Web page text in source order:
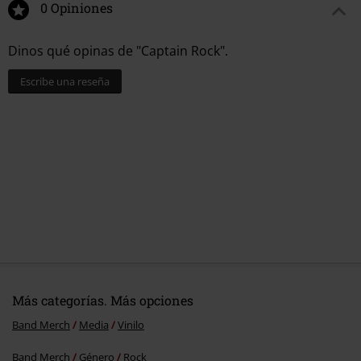
0 Opiniones
Dinos qué opinas de "Captain Rock".
Escribe una reseña
Más categorías. Más opciones
Band Merch Media Vinilo
Band Merch Género Rock